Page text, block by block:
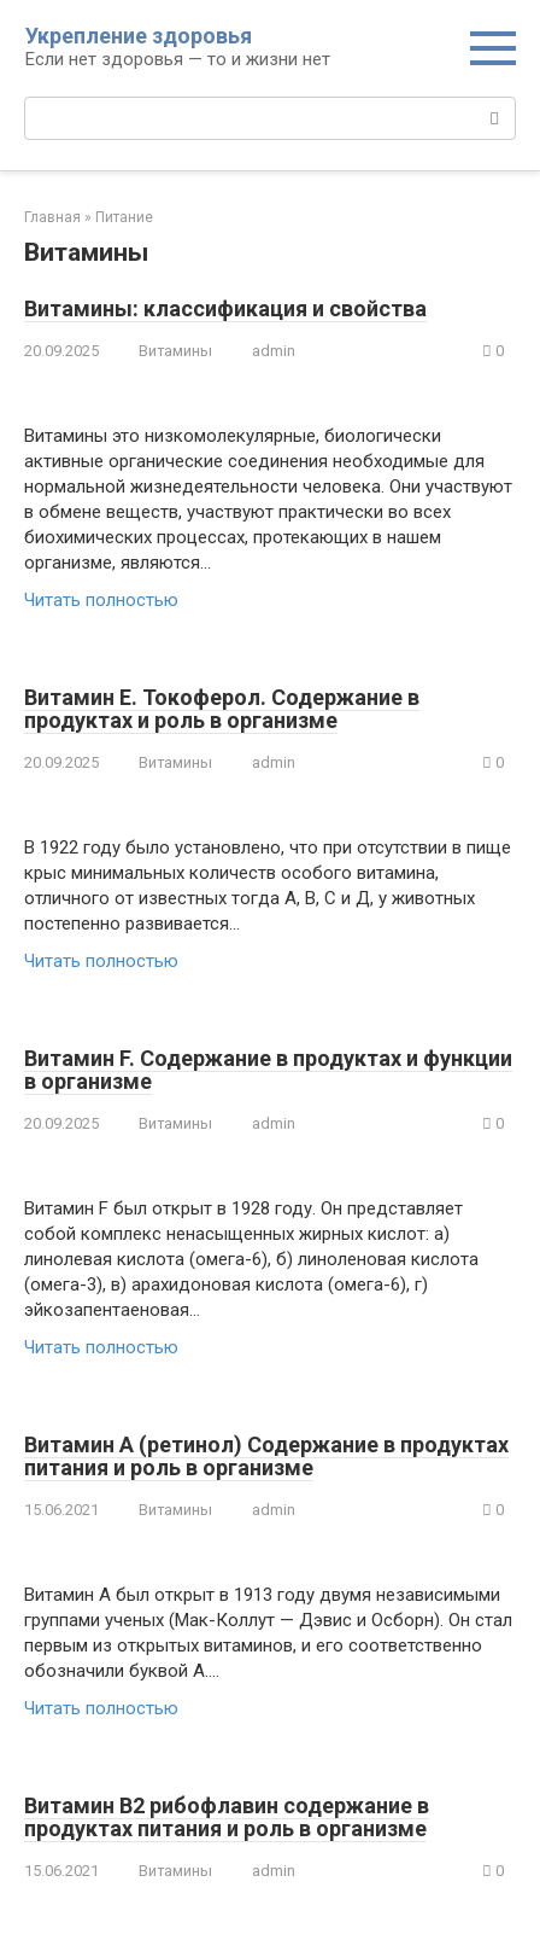
контенту
Укрепление здоровья
Если нет здоровья — то и жизни нет
Поиск:
Главная » Питание
Витамины
Витамины: классификация и свойства
20.09.2025 Витамины admin 0
Витамины это низкомолекулярные, биологически
активные органические соединения необходимые для
нормальной жизнедеятельности человека. Они участвуют
в обмене веществ, участвуют практически во всех
биохимических процессах, протекающих в нашем
организме, являются…
Читать полностью
Витамин Е. Токоферол. Содержание в
продуктах и роль в организме
20.09.2025 Витамины admin 0
В 1922 году было установлено, что при отсутствии в пище
крыс минимальных количеств особого витамина,
отличного от известных тогда А, В, С и Д, у животных
постепенно развивается…
Читать полностью
Витамин F. Содержание в продуктах и функции
в организме
20.09.2025 Витамины admin 0
Витамин F был открыт в 1928 году. Он представляет
собой комплекс ненасыщенных жирных кислот: а)
линолевая кислота (омега-6), б) линоленовая кислота
(омега-3), в) арахидоновая кислота (омега-6), г)
эйкозапентаеновая…
Читать полностью
Витамин А (ретинол) Содержание в продуктах
питания и роль в организме
15.06.2021 Витамины admin 0
Витамин А был открыт в 1913 году двумя независимыми
группами ученых (Мак-Коллут — Дэвис и Осборн). Он стал
первым из открытых витаминов, и его соответственно
обозначили буквой A….
Читать полностью
Витамин В2 рибофлавин содержание в
продуктах питания и роль в организме
15.06.2021 Витамины admin 0